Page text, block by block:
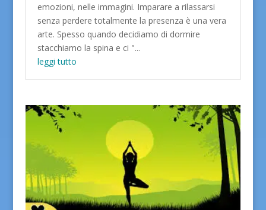
emozioni, nelle immagini. Imparare a rilassarsi
senza perdere totalmente la presenza è una vera
arte. Spesso quando decidiamo di dormire
stacchiamo la spina e ci "...
leggi tutto